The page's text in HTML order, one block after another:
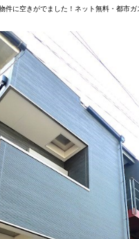
件に空きがでました！ネット無料・都市